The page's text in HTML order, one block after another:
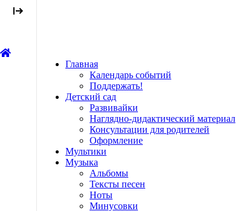
Главная
Календарь событий
Поддержать!
Детский сад
Развивайки
Наглядно-дидактический материал
Консультации для родителей
Оформление
Мультики
Музыка
Альбомы
Тексты песен
Ноты
Минусовки